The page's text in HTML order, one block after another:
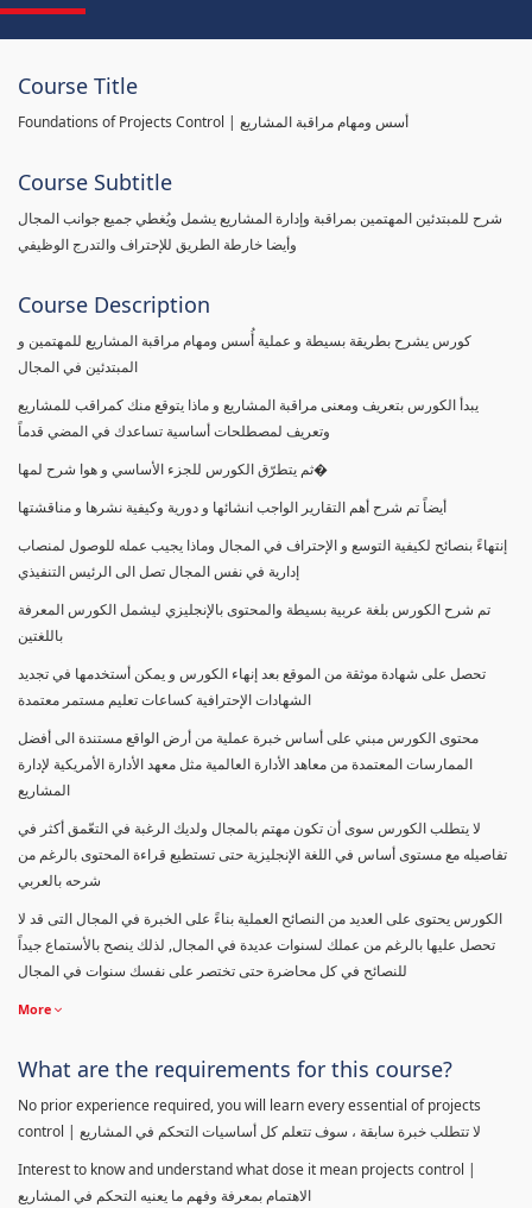
Course Title
Foundations of Projects Control | أسس ومهام مراقبة المشاريع
Course Subtitle
شرح للمبتدئين المهتمين بمراقبة وإدارة المشاريع يشمل ويُغطي جميع جوانب المجال
وأيضا خارطة الطريق للإحتراف والتدرج الوظيفي
Course Description
كورس يشرح بطريقة بسيطة و عملية أُسس ومهام مراقبة المشاريع للمهتمين و
المبتدئين في المجال
يبدأ الكورس بتعريف ومعنى مراقبة المشاريع و ماذا يتوقع منك كمراقب للمشاريع
وتعريف لمصطلحات أساسية تساعدك في المضي قدماً
ثم يتطرّق الكورس للجزء الأساسي و هوا شرح لمها�
أيضاً تم شرح أهم التقارير الواجب انشائها و دورية وكيفية نشرها و مناقشتها
إنتهاءً بنصائح لكيفية التوسع و الإحتراف في المجال وماذا يجيب عمله للوصول لمنصاب
إدارية في نفس المجال تصل الى الرئيس التنفيذي
تم شرح الكورس بلغة عربية بسيطة والمحتوى بالإنجليزي ليشمل الكورس المعرفة
باللغتين
تحصل على شهادة موثقة من الموقع بعد إنهاء الكورس و يمكن أستخدمها في تجديد
الشهادات الإحترافية كساعات تعليم مستمر معتمدة
محتوى الكورس مبني على أساس خبرة عملية من أرض الواقع مستندة الى أفضل
الممارسات المعتمدة من معاهد الأدارة العالمية مثل معهد الأدارة الأمريكية لإدارة
المشاريع
لا يتطلب الكورس سوى أن تكون مهتم بالمجال ولديك الرغبة في التعّمق أكثر في
تفاصيله مع مستوى أساس في اللغة الإنجليزية حتى تستطيع قراءة المحتوى بالرغم من
شرحه بالعربي
الكورس يحتوى على العديد من النصائح العملية بناءً على الخبرة في المجال التى قد لا
تحصل عليها بالرغم من عملك لسنوات عديدة في المجال, لذلك ينصح بالأستماع جيداً
للنصائح في كل محاضرة حتى تختصر على نفسك سنوات في المجال
More
What are the requirements for this course?
No prior experience required, you will learn every essential of projects
control | لا تتطلب خبرة سابقة ، سوف تتعلم كل أساسيات التحكم في المشاريع
Interest to know and understand what dose it mean projects control |
الاهتمام بمعرفة وفهم ما يعنيه التحكم في المشاريع